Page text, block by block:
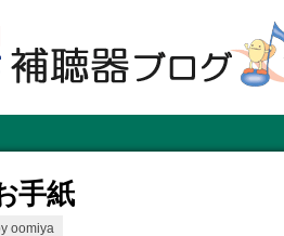
手紙
oomiya